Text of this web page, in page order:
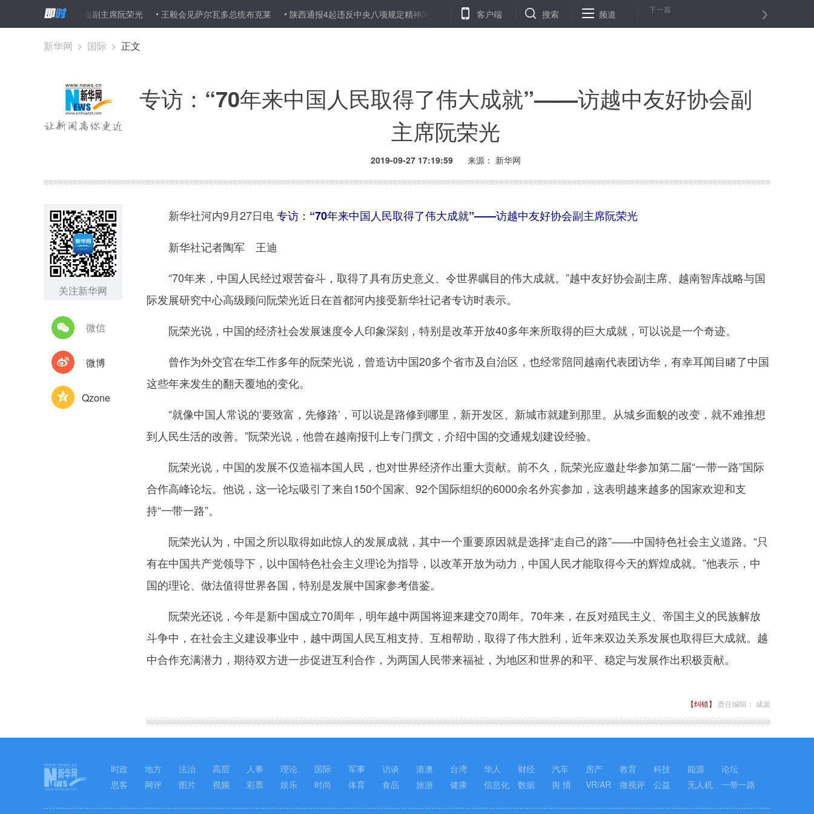
访越中友好协会副主席阮荣光 王毅会见萨尔瓦多总统布克莱 陕西通报4起违反中央八项规定精神问题 8名干部受到处分 农业农村部部长韩长赋：今年我国粮食产量有望第5年稳定在1.3万亿斤以上
客户端 搜索 频道 下一篇
新华网 > 国际 > 正文
专访：“70年来中国人民取得了伟大成就”——访越中友好协会副
主席阮荣光
2019-09-27 17:19:59 来源： 新华网
关注新华网
微信
微博
Qzone
新华社河内9月27日电专访：“70年来中国人民取得了伟大成就”——访越中友好协会副主席阮荣光
新华社记者陶军 王迪
“70年来，中国人民经过艰苦奋斗，取得了具有历史意义、令世界瞩目的伟大成就。”越中友好协会副主席、越南智库战略与国
际发展研究中心高级顾问阮荣光近日在首都河内接受新华社记者专访时表示。
阮荣光说，中国的经济社会发展速度令人印象深刻，特别是改革开放40多年来所取得的巨大成就，可以说是一个奇迹。
曾作为外交官在华工作多年的阮荣光说，曾造访中国20多个省市及自治区，也经常陪同越南代表团访华，有幸耳闻目睹了中国
这些年来发生的翻天覆地的变化。
“就像中国人常说的‘要致富，先修路’，可以说是路修到哪里，新开发区、新城市就建到那里。从城乡面貌的改变，就不难推想
到人民生活的改善。”阮荣光说，他曾在越南报刊上专门撰文，介绍中国的交通规划建设经验。
阮荣光说，中国的发展不仅造福本国人民，也对世界经济作出重大贡献。前不久，阮荣光应邀赴华参加第二届“一带一路”国际
合作高峰论坛。他说，这一论坛吸引了来自150个国家、92个国际组织的6000余名外宾参加，这表明越来越多的国家欢迎和支
持“一带一路”。
阮荣光认为，中国之所以取得如此惊人的发展成就，其中一个重要原因就是选择“走自己的路”——中国特色社会主义道路。“只
有在中国共产党领导下，以中国特色社会主义理论为指导，以改革开放为动力，中国人民才能取得今天的辉煌成就。”他表示，中
国的理论、做法值得世界各国，特别是发展中国家参考借鉴。
阮荣光还说，今年是新中国成立70周年，明年越中两国将迎来建交70周年。70年来，在反对殖民主义、帝国主义的民族解放
斗争中，在社会主义建设事业中，越中两国人民互相支持、互相帮助，取得了伟大胜利，近年来双边关系发展也取得巨大成就。越
中合作充满潜力，期待双方进一步促进互利合作，为两国人民带来福祉，为地区和世界的和平、稳定与发展作出积极贡献。
【纠错】 责任编辑： 成岚
时政 地方 法治 高层 人事 理论 国际 军事 访谈 港澳 台湾 华人 财经 汽车 房产 教育 科技 能源
论坛
思客
网评 图片 视频 彩票 娱乐 时尚 体育 食品 旅游 健康 信息化 数据 舆 情 VR/AR 微视评 公益 无人机 一带一路